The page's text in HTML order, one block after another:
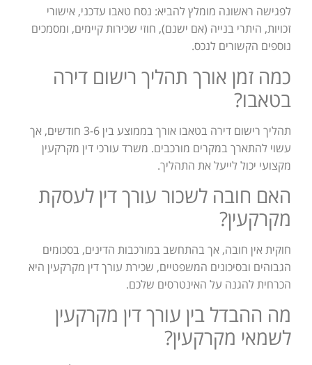
לפגישה ראשונה מומלץ להביא: נסח טאבו עדכני, אישורי
זכויות, היתרי בנייה (אם ישנם), חוזי שכירות קיימים, ומסמכים
נוספים הקשורים לנכס.
כמה זמן אורך תהליך רישום דירה
בטאבו?
תהליך רישום דירה בטאבו אורך בממוצע בין 3-6 חודשים, אך
עשוי להתארך במקרים מורכבים. משרד עורכי דין מקרקעין
מקצועי יכול לייעל את התהליך.
האם חובה לשכור עורך דין לעסקת
מקרקעין?
חוקית אין חובה, אך בהתחשב במורכבות הדינים, בסכומים
הגבוהים ובסיכונים המשפטיים, שכירת עורך דין מקרקעין היא
הכרחית להגנה על האינטרסים שלכם.
מה ההבדל בין עורך דין מקרקעין
לשמאי מקרקעין?